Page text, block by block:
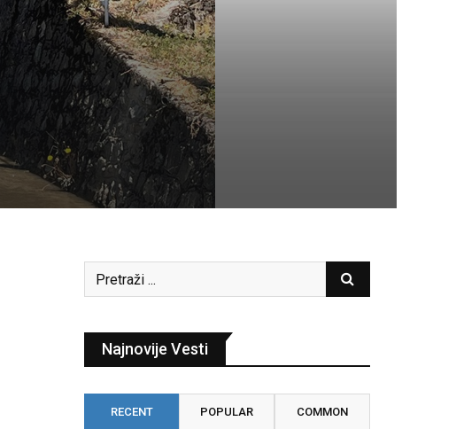
Najnovije Vesti
RECENT POPULAR COMMON